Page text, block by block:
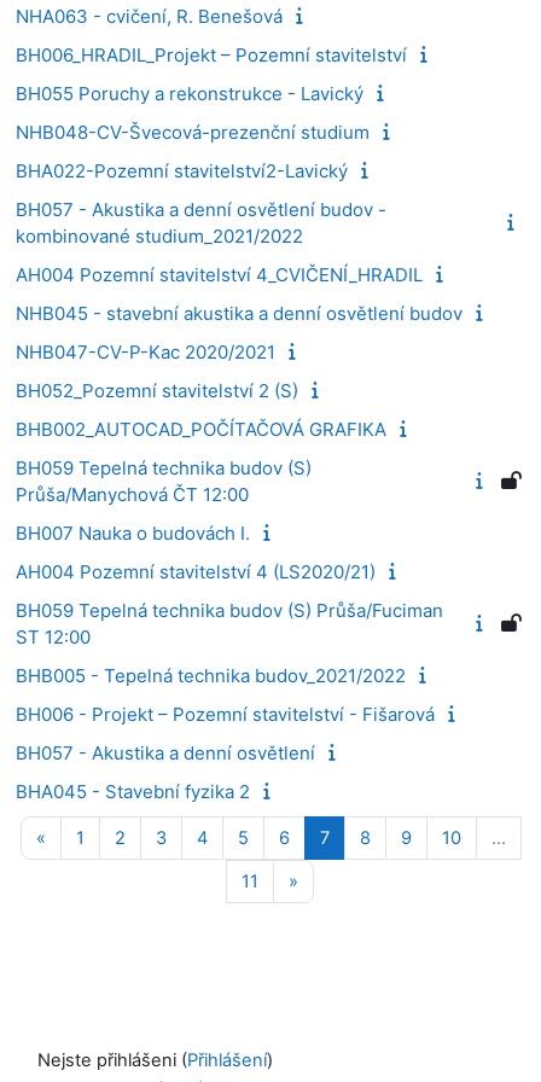
NHA063 - cvičení, R. Benešová
BH006_HRADIL_Projekt – Pozemní stavitelství
BH055 Poruchy a rekonstrukce - Lavický
NHB048-CV-Švecová-prezenční studium
BHA022-Pozemní stavitelství2-Lavický
BH057 - Akustika a denní osvětlení budov -
kombinované studium_2021/2022
AH004 Pozemní stavitelství 4_CVIČENÍ_HRADIL
NHB045 - stavební akustika a denní osvětlení budov
NHB047-CV-P-Kac 2020/2021
BH052_Pozemní stavitelství 2 (S)
BHB002_AUTOCAD_POČÍTAČOVÁ GRAFIKA
BH059 Tepelná technika budov (S)
Průša/Manychová ČT 12:00
BH007 Nauka o budovách I.
AH004 Pozemní stavitelství 4 (LS2020/21)
BH059 Tepelná technika budov (S) Průša/Fuciman
ST 12:00
BHB005 - Tepelná technika budov_2021/2022
BH006 - Projekt – Pozemní stavitelství - Fišarová
BH057 - Akustika a denní osvětlení
BHA045 - Stavební fyzika 2
«Předchozí stránka
1 Stránka 1
2Stránka 2
3Stránka 3
4Stránka 4
5Stránka 5
6Stránka 6
7Stránka 7
8Stránka 8
9Stránka 9
10Stránka
…
11 Stránka 11
»
Nejste přihlášeni (Přihlášení)